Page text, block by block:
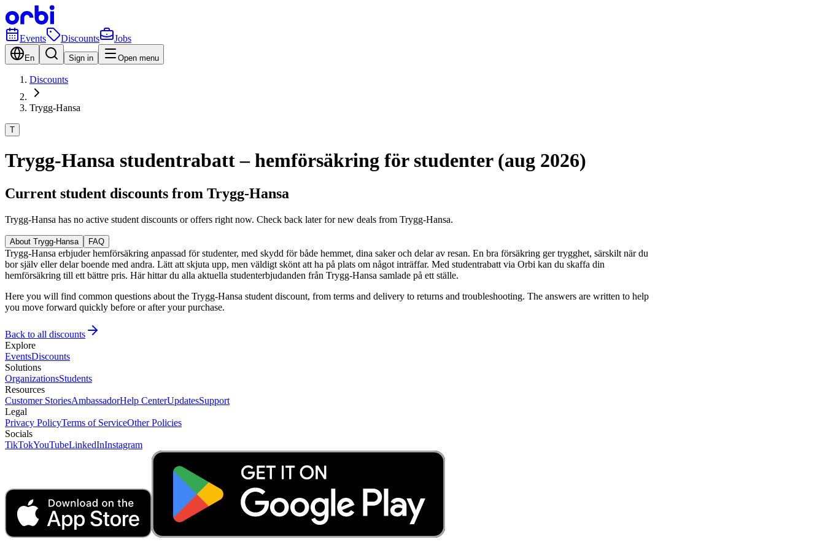
Events Discounts Jobs
En Sign in Open menu
Discounts
Trygg-Hansa
T
Trygg-Hansa studentrabatt – hemförsäkring för studenter (aug 2026)
Current student discounts from Trygg-Hansa
Trygg-Hansa has no active student discounts or offers right now. Check back later for new deals from Trygg-Hansa.
About Trygg-Hansa FAQ
Trygg-Hansa erbjuder hemförsäkring anpassad för studenter, med skydd för både hemmet, dina saker och delar av resan. En bra försäkring ger trygghet, särskilt när du
bor själv eller delar boende med andra. Lätt att skjuta upp, men väldigt skönt att ha på plats om något inträffar. Med studentrabatt via Orbi kan du skaffa din
hemförsäkring till ett bättre pris. Här hittar du alla aktuella studenterbjudanden från Trygg-Hansa samlade på ett ställe.
Here you will find common questions about the Trygg-Hansa student discount, from terms and delivery to returns and troubleshooting. The answers are written to help
you move forward quickly before or after your purchase.
Back to all discounts
Explore
EventsDiscounts
Solutions
OrganizationsStudents
Resources
Customer StoriesAmbassadorHelp CenterUpdatesSupport
Legal
Privacy PolicyTerms of ServiceOther Policies
Socials
TikTokYouTubeLinkedInInstagram